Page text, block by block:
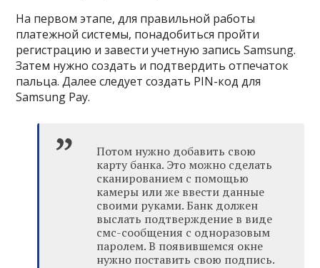
На первом этапе, для правильной работы
платежной системы, понадобиться пройти
регистрацию и завести учетную запись Samsung.
Затем нужно создать и подтвердить отпечаток
пальца. Далее следует создать PIN-код для
Samsung Pay.
Потом нужно добавить свою
карту банка. Это можно сделать
сканированием с помощью
камеры или же ввести данные
своими руками. Банк должен
выслать подтверждение в виде
смс-сообщения с одноразовым
паролем. В появившемся окне
нужно поставить свою подпись.